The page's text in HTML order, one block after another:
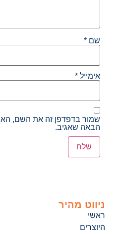
שם*
אימייל*
שמור בדפדפן זה את השם,
הבאה שאגיב.
ניווט מהיר
ראשי
היוצרים